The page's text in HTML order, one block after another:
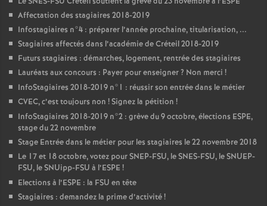
Affectation des stagiaires 2018-2019
Infostagiaires n°4 : préparer l’année prochaine, titularisation, ...
Stagiaires affectés dans l’académie de Créteil 2018-2019
Futurs stagiaires : démarches, logement, rentrée des stagiaires
Lauréats aux concours : Payer pour enseigner? Non merci !
InfoStagiaires 2018-2019 n°1 : réussir son entrée dans le métier
CVEC, c’est toujours non ! Signez la pétition !
InfoStagiaires 2018-2019 n°2 : grève du 9 octobre, élections ESPE,
stage du 22 novembre
Stage Entrée dans le métier pour les stagiaires le 22 novembre 2018
Le 17 et 18 octobre, votez pourSNEP-FSU, leSNES-FSU, leSNUEP-
FSU, le SNUipp-FSU à l’ESPE !
Elections à l’ESPE : la FSU en tête
Stagiaires : demandez la prime d’activité!